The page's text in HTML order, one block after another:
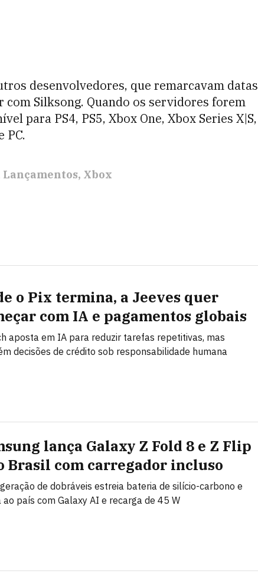
desenvolvedores, que remarcavam datas
Silksong. Quando os servidores forem
para PS4, PS5, Xbox One, Xbox Series X|S,
PC.
Lançamentos Xbox
o Pix termina, a Jeeves quer
com IA e pagamentos globais
aposta em IA para reduzir tarefas repetitivas, mas
decisões de crédito sob responsabilidade humana
lança Galaxy Z Fold 8 e Z Flip
Brasil com carregador incluso
de dobráveis estreia bateria de silício-carbono e
ao país com Galaxy AI e recarga de 45 W